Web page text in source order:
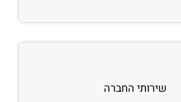
שירותי החברה